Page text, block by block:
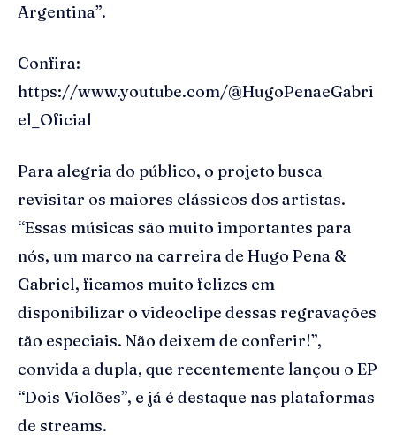
Argentina”.
Confira:
https://www.youtube.com/@HugoPenaeGabri
el_Oficial
Para alegria do público, o projeto busca
revisitar os maiores clássicos dos artistas.
“Essas músicas são muito importantes para
nós, um marco na carreira de Hugo Pena &
Gabriel, ficamos muito felizes em
disponibilizar o videoclipe dessas regravações
tão especiais. Não deixem de conferir!”,
convida a dupla, que recentemente lançou o EP
“Dois Violões”, e já é destaque nas plataformas
de streams.